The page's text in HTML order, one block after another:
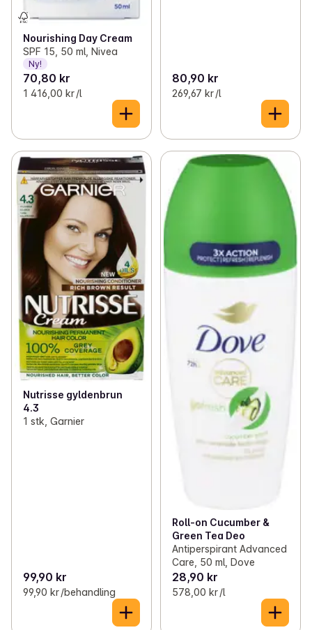
Nourishing Day Cream
SPF 15, 50 ml, Nivea
Ny!
70,80 kr
1 416,00 kr /l
80,90 kr
269,67 kr /l
Nutrisse gyldenbrun
4.3
1 stk, Garnier
99,90 kr
99,90 kr /behandling
Roll-on Cucumber &
Green Tea Deo
Antiperspirant Advanced
Care, 50 ml, Dove
28,90 kr
578,00 kr /l